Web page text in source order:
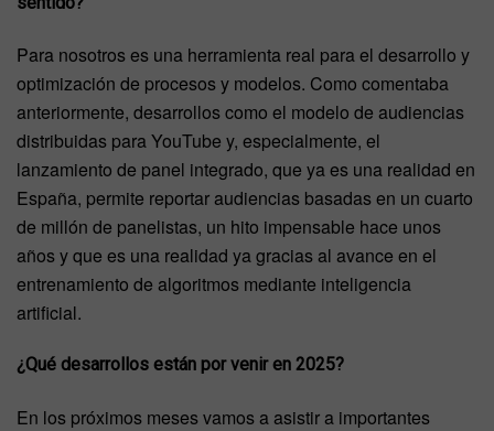
Para nosotros es una herramienta real para el desarrollo y
optimización de procesos y modelos. Como comentaba
anteriormente, desarrollos como el modelo de audiencias
distribuidas para YouTube y, especialmente, el
lanzamiento de panel integrado, que ya es una realidad en
España, permite reportar audiencias basadas en un cuarto
de millón de panelistas, un hito impensable hace unos
años y que es una realidad ya gracias al avance en el
entrenamiento de algoritmos mediante inteligencia
artificial.
¿Qué desarrollos están por venir en 2025?
En los próximos meses vamos a asistir a importantes